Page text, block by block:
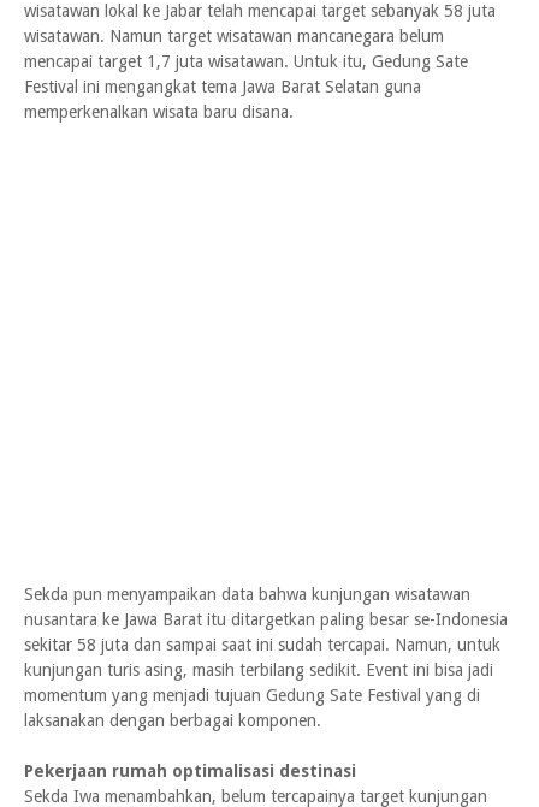
wisatawan lokal ke Jabar telah mencapai target sebanyak 58 juta
wisatawan. Namun target wisatawan mancanegara belum
mencapai target 1,7 juta wisatawan. Untuk itu, Gedung Sate
Festival ini mengangkat tema Jawa Barat Selatan guna
memperkenalkan wisata baru disana.
Sekda pun menyampaikan data bahwa kunjungan wisatawan
nusantara ke Jawa Barat itu ditargetkan paling besar se-Indonesia
sekitar 58 juta dan sampai saat ini sudah tercapai. Namun, untuk
kunjungan turis asing, masih terbilang sedikit. Event ini bisa jadi
momentum yang menjadi tujuan Gedung Sate Festival yang di
laksanakan dengan berbagai komponen.
Pekerjaan rumah optimalisasi destinasi
Sekda Iwa menambahkan, belum tercapainya target kunjungan